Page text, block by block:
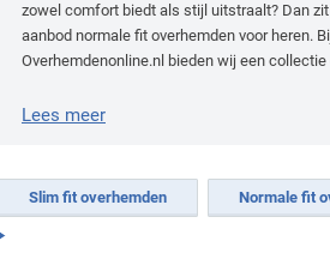
zowel comfort biedt als stijl uitstraalt? Dan
aanbod normale fit overhemden voor heren.
Overhemdenonline.nl bieden wij een
informele stijl.
Lees meer
Slim fit overhemden Normale fit